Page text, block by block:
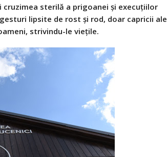
sterilă a prigoanei și execuțiilor
lipsite de rost și rod, doar capricii ale
strivindu-le viețile.